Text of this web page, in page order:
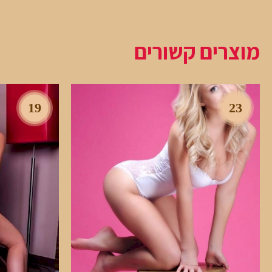
מוצרים קשורים
23
19